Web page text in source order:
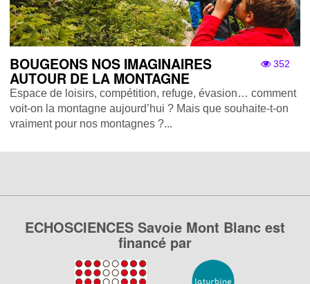
352
BOUGEONS NOS IMAGINAIRES
AUTOUR DE LA MONTAGNE
Espace de loisirs, compétition, refuge, évasion… comment
voit-on la montagne aujourd’hui ? Mais que souhaite-t-on
vraiment pour nos montagnes ?...
ECHOSCIENCES Savoie Mont Blanc est
financé par